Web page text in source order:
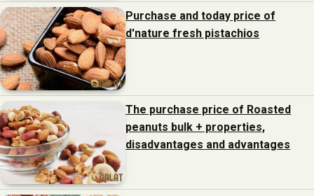
Purchase and today price of
d'nature fresh pistachios
The purchase price of Roasted
peanuts bulk + properties,
disadvantages and advantages